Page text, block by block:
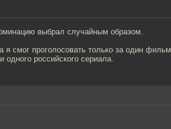
выбрал случайным образом.
я смог проголосовать только за один
российского сериала.